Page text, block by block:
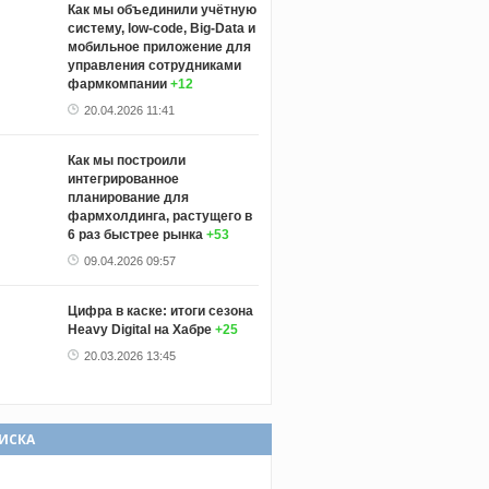
Как мы объединили учётную
систему, low-code, Big-Data и
мобильное приложение для
управления сотрудниками
фармкомпании +12
20.04.2026 11:41
Как мы построили
интегрированное
планирование для
фармхолдинга, растущего в
6 раз быстрее рынка +53
09.04.2026 09:57
Цифра в каске: итоги сезона
Heavy Digital на Хабре +25
20.03.2026 13:45